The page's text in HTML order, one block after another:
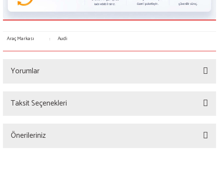
Araç Markası : Audi
Yorumlar
Taksit Seçenekleri
Önerileriniz